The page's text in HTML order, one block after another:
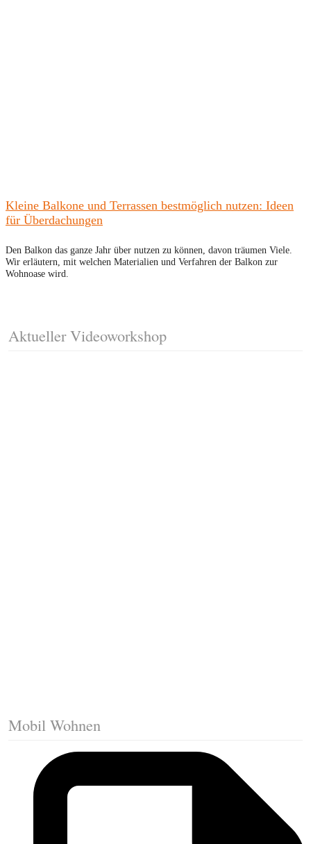
Kleine Balkone und Terrassen bestmöglich nutzen: Ideen
für Überdachungen
Den Balkon das ganze Jahr über nutzen zu können, davon träumen Viele.
Wir erläutern, mit welchen Materialien und Verfahren der Balkon zur
Wohnoase wird.
Aktueller Videoworkshop
Mobil Wohnen